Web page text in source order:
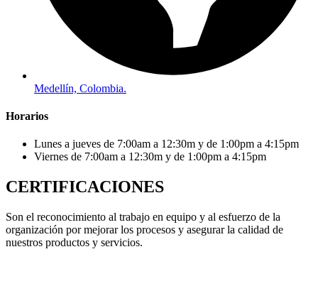
Medellín, Colombia.
Horarios
Lunes a jueves de 7:00am a 12:30m y de 1:00pm a 4:15pm
Viernes de 7:00am a 12:30m y de 1:00pm a 4:15pm
CERTIFICACIONES
Son el reconocimiento al trabajo en equipo y al esfuerzo de la
organización por mejorar los procesos y asegurar la calidad de
nuestros productos y servicios.